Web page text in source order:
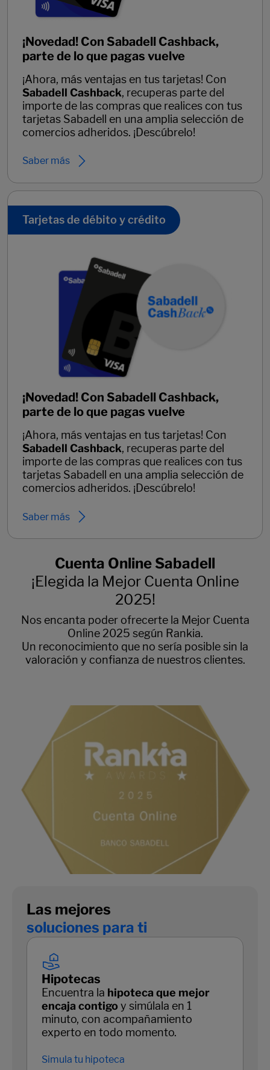
¡Novedad! Con Sabadell Cashback,
parte de lo que pagas vuelve
¡Ahora, más ventajas en tus tarjetas! Con
Sabadell Cashback, recuperas parte del
importe de las compras que realices con tus
tarjetas Sabadell en una amplia selección de
comercios adheridos. ¡Descúbrelo!
Saber más
Tarjetas de débito y crédito
¡Novedad! Con Sabadell Cashback,
parte de lo que pagas vuelve
¡Ahora, más ventajas en tus tarjetas! Con
Sabadell Cashback, recuperas parte del
importe de las compras que realices con tus
tarjetas Sabadell en una amplia selección de
comercios adheridos. ¡Descúbrelo!
Saber más
Cuenta Online Sabadell
¡Elegida la Mejor Cuenta Online
2025!
Nos encanta poder ofrecerte la Mejor Cuenta
Online 2025 según Rankia.
Un reconocimiento que no sería posible sin la
valoración y confianza de nuestros clientes.
Las mejores
soluciones para ti
Hipotecas
Encuentra la hipoteca que mejor
encaja contigo y simúlala en 1
minuto, con acompañamiento
experto en todo momento.
Simula tu hipoteca